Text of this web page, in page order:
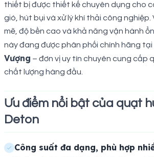
thiết bị được thiết kế chuyên dụng cho
gió, hút bụi và xử lý khí thải công nghiệp.
mẽ, độ bền cao và khả năng vận hành
này đang được phân phối chính hãng tại
Vượng – đơn vị uy tín chuyên cung cấp
chất lượng hàng đầu.
Ưu điểm nổi bật của quạt
Deton
Công suất đa dạng, phù hợp